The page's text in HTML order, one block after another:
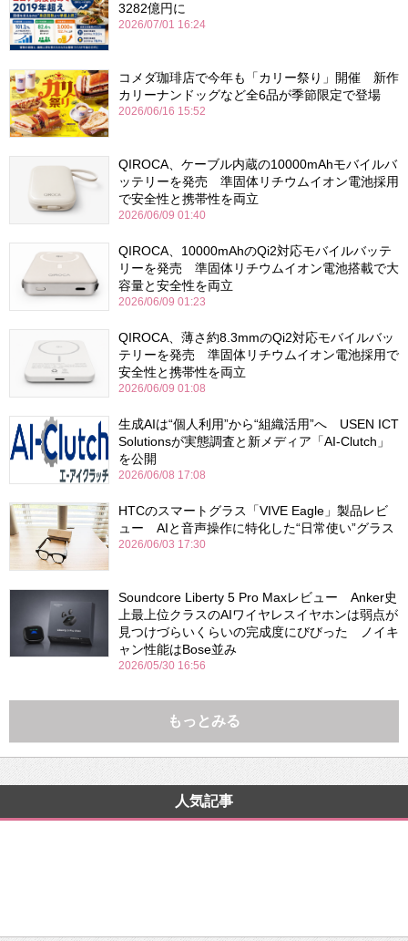
3282億円に
2026/07/01 16:24
コメダ珈琲店で今年も「カリー祭り」開催 新作
カリーナンドッグなど全6品が季節限定で登場
2026/06/16 15:52
QIROCA、ケーブル内蔵の10000mAhモバイルバ
ッテリーを発売 準固体リチウムイオン電池採用
で安全性と携帯性を両立
2026/06/09 01:40
QIROCA、10000mAhのQi2対応モバイルバッテ
リーを発売 準固体リチウムイオン電池搭載で大
容量と安全性を両立
2026/06/09 01:23
QIROCA、薄さ約8.3mmのQi2対応モバイルバッ
テリーを発売 準固体リチウムイオン電池採用で
安全性と携帯性を両立
2026/06/09 01:08
生成AIは“個人利用”から“組織活用”へ USEN ICT
Solutionsが実態調査と新メディア「AI-Clutch」
を公開
2026/06/08 17:08
HTCのスマートグラス「VIVE Eagle」製品レビ
ュー AIと音声操作に特化した“日常使い”グラス
2026/06/03 17:30
Soundcore Liberty 5 Pro Maxレビュー Anker史
上最上位クラスのAIワイヤレスイヤホンは弱点が
見つけづらいくらいの完成度にびびった ノイキ
ャン性能はBose並み
2026/05/30 16:56
もっとみる
人気記事